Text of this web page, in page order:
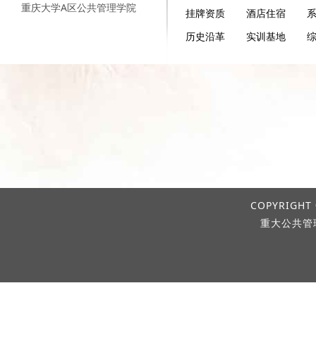
重庆大学A区公共管理学院
挂牌资质
历史沿革
酒店住宿
实训基地
重大公共